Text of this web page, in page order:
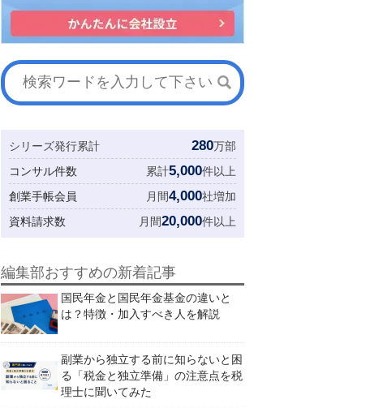
シリーズ発行累計 280万部
コンサル件数
累計5,000件以上
創業手帳会員
月間4,000社増加
資料請求数
月間20,000件以上
編集部おすすめの新着記事
国民年金と国民年金基金の違いと
は？特徴・加入すべき人を解説
副業から独立する前に知らないと困
る「税金と独立準備」の注意点を税
理士に聞いてみた